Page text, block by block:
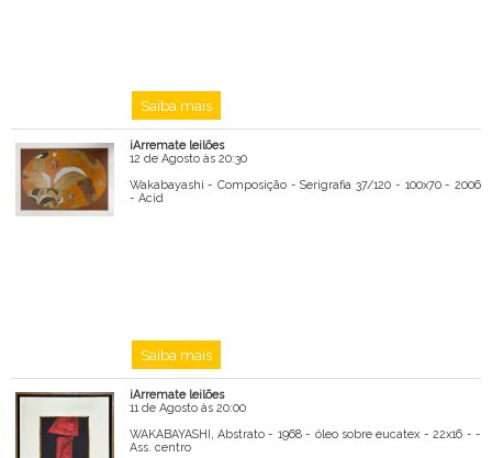
Saiba mais
iArremate leilões
12 de Agosto às 20:30
Wakabayashi - Composição - Serigrafia 37/120 - 100x70 - 2006
- Acid
Saiba mais
iArremate leilões
11 de Agosto às 20:00
WAKABAYASHI, Abstrato - 1968 - óleo sobre eucatex - 22x16 - -
Ass. centro